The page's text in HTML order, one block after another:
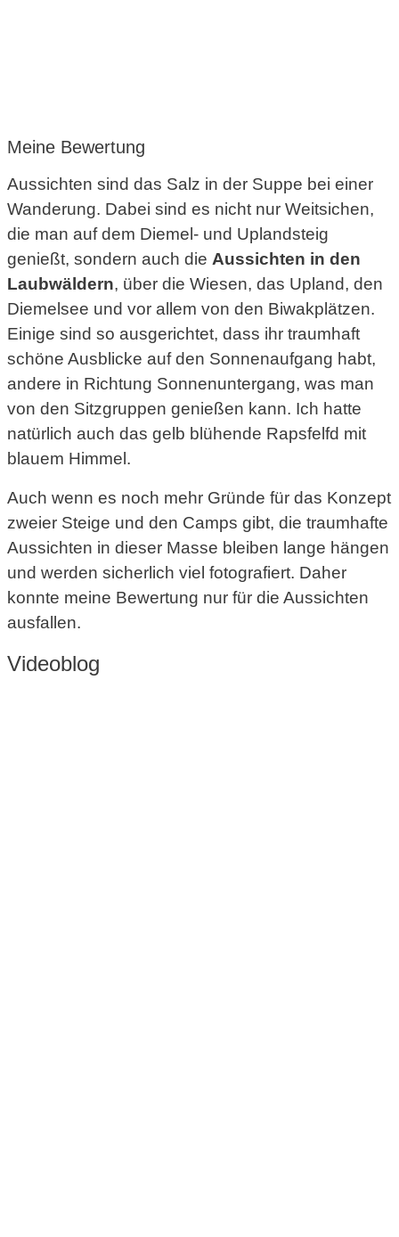
Meine Bewertung
Aussichten sind das Salz in der Suppe bei einer
Wanderung. Dabei sind es nicht nur Weitsichen,
die man auf dem Diemel- und Uplandsteig
genießt, sondern auch die Aussichten in den
Laubwäldern, über die Wiesen, das Upland, den
Diemelsee und vor allem von den Biwakplätzen.
Einige sind so ausgerichtet, dass ihr traumhaft
schöne Ausblicke auf den Sonnenaufgang habt,
andere in Richtung Sonnenuntergang, was man
von den Sitzgruppen genießen kann. Ich hatte
natürlich auch das gelb blühende Rapsfelfd mit
blauem Himmel.
Auch wenn es noch mehr Gründe für das Konzept
zweier Steige und den Camps gibt, die traumhafte
Aussichten in dieser Masse bleiben lange hängen
und werden sicherlich viel fotografiert. Daher
konnte meine Bewertung nur für die Aussichten
ausfallen.
Videoblog